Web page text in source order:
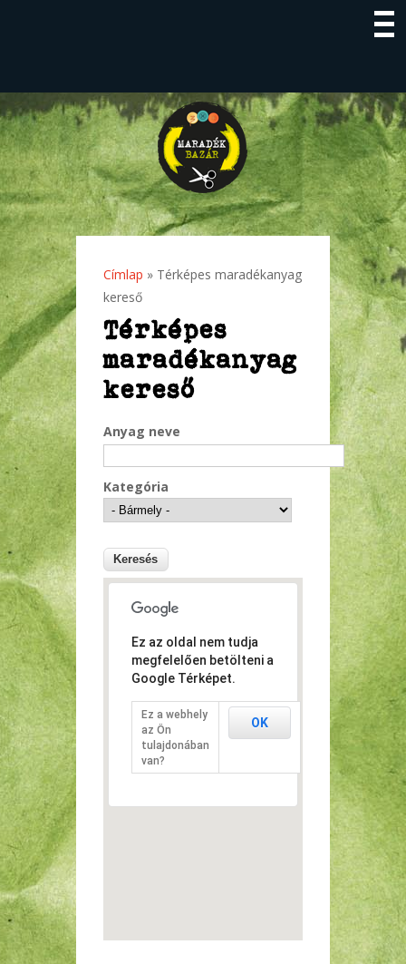
Jelenlegi hely
Címlap » Térképes maradékanyag
kereső
Térképes
maradékanyag
kereső
Anyag neve
Kategória
Ez az oldal nem tudja
megfelelően betölteni a
Google Térképet.
Ez a webhely
az Ön
tulajdonában
van?
OK